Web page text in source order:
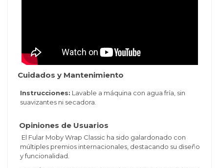
Cuidados y Mantenimiento
Instrucciones: Lavable a máquina con agua fría, sin
suavizantes ni secadora.
Opiniones de Usuarios
El Fular Moby Wrap Classic ha sido galardonado con
múltiples premios internacionales, destacando su diseño
y funcionalidad.